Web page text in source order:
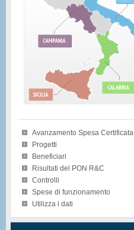
Avanzamento Spesa Certificata
Progetti
Beneficiari
Risultati del PON R&C
Controlli
Spese di funzionamento
Utilizza i dati